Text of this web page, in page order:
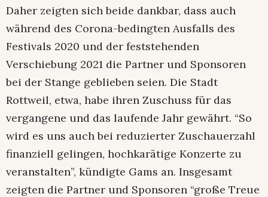
Daher zeigten sich beide dankbar, dass auch
während des Corona-bedingten Ausfalls des
Festivals 2020 und der feststehenden
Verschiebung 2021 die Partner und Sponsoren
bei der Stange geblieben seien. Die Stadt
Rottweil, etwa, habe ihren Zuschuss für das
vergangene und das laufende Jahr gewährt. “So
wird es uns auch bei reduzierter Zuschauerzahl
finanziell gelingen, hochkarätige Konzerte zu
veranstalten”, kündigte Gams an. Insgesamt
zeigten die Partner und Sponsoren “große Treue